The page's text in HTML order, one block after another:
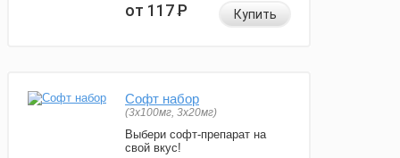
от 117Р Купить
Софт набор
(3x100мг, 3x20мг)
Выбери софт-препарат на
свой вкус!